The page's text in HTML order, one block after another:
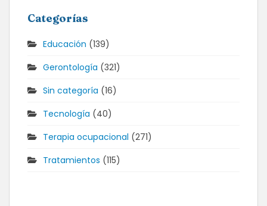
Categorías
Educación (139)
Gerontología (321)
Sin categoría (16)
Tecnología (40)
Terapia ocupacional (271)
Tratamientos (115)